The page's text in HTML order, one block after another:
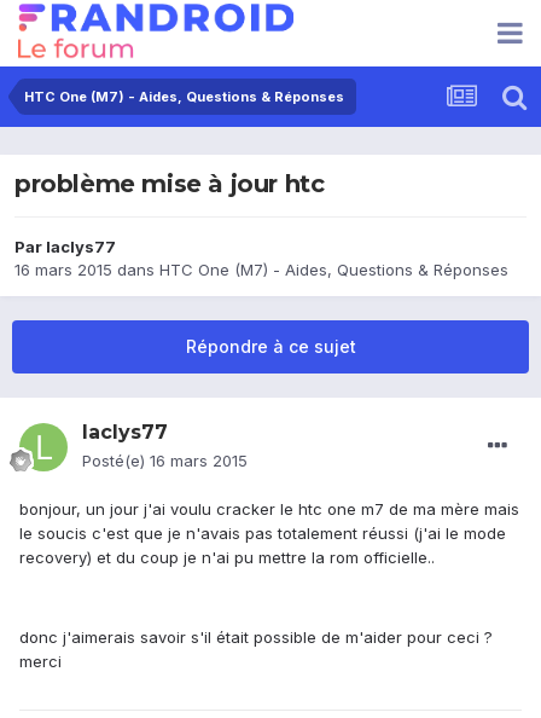
HTC One (M7) - Aides, Questions & Réponses
problème mise à jour htc
Par laclys77
16 mars 2015 dans HTC One (M7) - Aides, Questions & Réponses
Répondre à ce sujet
laclys77
Posté(e) 16 mars 2015
bonjour, un jour j'ai voulu cracker le htc one m7 de ma mère mais
le soucis c'est que je n'avais pas totalement réussi (j'ai le mode
recovery) et du coup je n'ai pu mettre la rom officielle..
donc j'aimerais savoir s'il était possible de m'aider pour ceci ?
merci